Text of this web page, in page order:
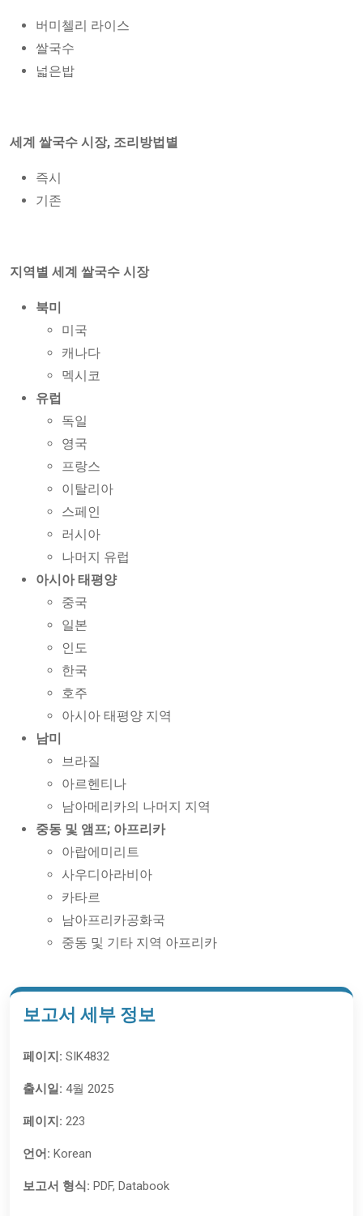
버미첼리 라이스
쌀국수
넓은밥
세계 쌀국수 시장, 조리방법별
즉시
기존
지역별 세계 쌀국수 시장
북미
미국
캐나다
멕시코
유럽
독일
영국
프랑스
이탈리아
스페인
러시아
나머지 유럽
아시아 태평양
중국
일본
인도
한국
호주
아시아 태평양 지역
남미
브라질
아르헨티나
남아메리카의 나머지 지역
중동 및 앰프; 아프리카
아랍에미리트
사우디아라비아
카타르
남아프리카공화국
중동 및 기타 지역 아프리카
보고서 세부 정보
페이지: SIK4832
출시일: 4월 2025
페이지: 223
언어: Korean
보고서 형식: PDF, Databook